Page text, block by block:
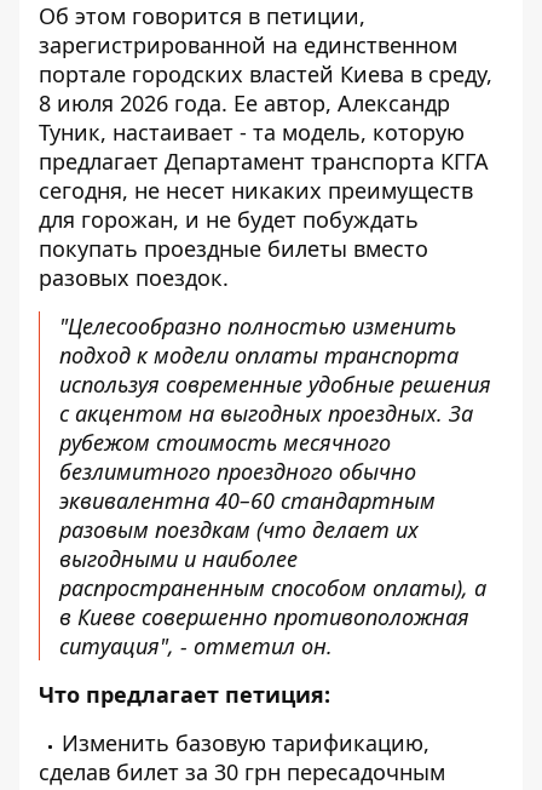
Об этом говорится в петиции,
зарегистрированной на единственном
портале городских властей Киева в среду,
8 июля 2026 года. Ее автор, Александр
Туник, настаивает - та модель, которую
предлагает Департамент транспорта КГГА
сегодня, не несет никаких преимуществ
для горожан, и не будет побуждать
покупать проездные билеты вместо
разовых поездок.
"Целесообразно полностью изменить
подход к модели оплаты транспорта
используя современные удобные решения
с акцентом на выгодных проездных. За
рубежом стоимость месячного
безлимитного проездного обычно
эквивалентна 40–60 стандартным
разовым поездкам (что делает их
выгодными и наиболее
распространенным способом оплаты), а
в Киеве совершенно противоположная
ситуация", - отметил он.
Что предлагает петиция:
Изменить базовую тарификацию,
сделав билет за 30 грн пересадочным